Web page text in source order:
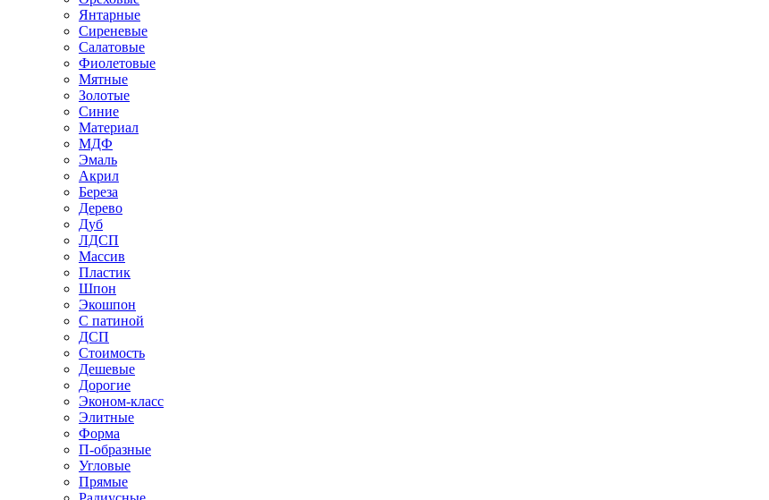
Янтарные
Сиреневые
Салатовые
Фиолетовые
Мятные
Золотые
Синие
Материал
МДФ
Эмаль
Акрил
Береза
Дерево
Дуб
ЛДСП
Массив
Пластик
Шпон
Экошпон
С патиной
ДСП
Стоимость
Дешевые
Дорогие
Эконом-класс
Элитные
Форма
П-образные
Угловые
Прямые